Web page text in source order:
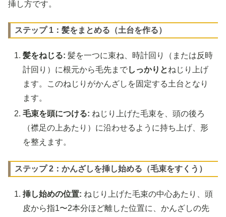
挿し方です。
ステップ 1：髪をまとめる（土台を作る）
髪をねじる: 髪を一つに束ね、時計回り（または反時
計回り）に根元から毛先までしっかりとねじり上げ
ます。このねじりがかんざしを固定する土台となり
ます。
毛束を頭につける: ねじり上げた毛束を、頭の後ろ
（襟足の上あたり）に沿わせるように持ち上げ、形
を整えます。
ステップ 2：かんざしを挿し始める（毛束をすくう）
挿し始めの位置: ねじり上げた毛束の中心あたり、頭
皮から指1〜2本分ほど離した位置に、かんざしの先